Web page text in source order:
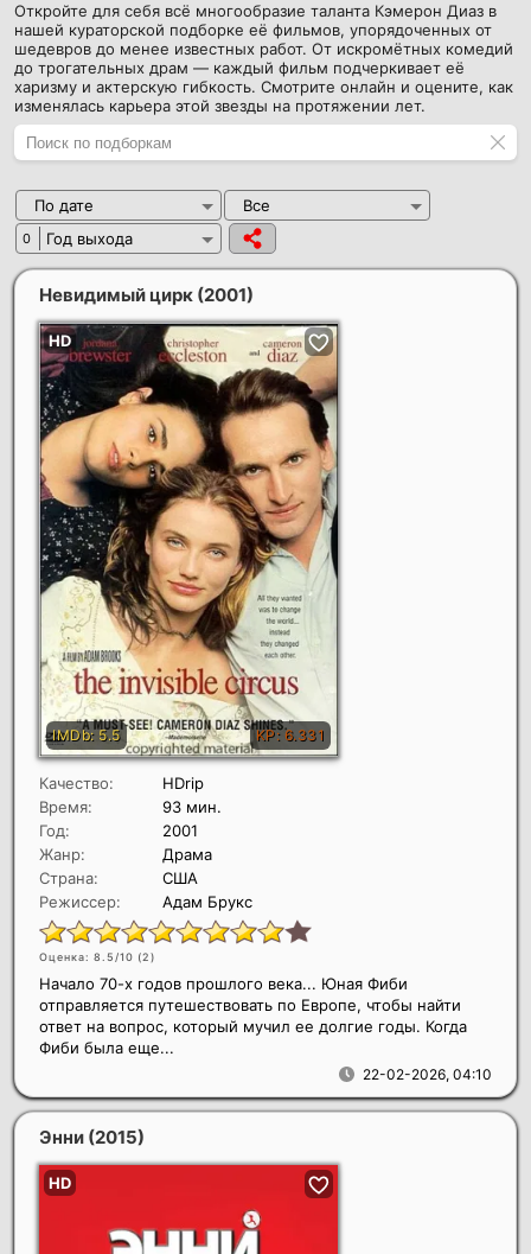
Откройте для себя всё многообразие таланта Кэмерон Диаз в
нашей кураторской подборке её фильмов, упорядоченных от
шедевров до менее известных работ. От искромётных комедий
до трогательных драм — каждый фильм подчеркивает её
харизму и актерскую гибкость. Смотрите онлайн и оцените, как
изменялась карьера этой звезды на протяжении лет.
По дате Все
0 Год выхода
Невидимый цирк (2001)
Качество:
HDrip
Время:
93 мин.
Год:
2001
Жанр:
Драма
Страна:
США
Режиссер:
Адам Брукс
Оценка: 8.5/10 (2)
22-02-2026, 04:10
Начало 70-х годов прошлого века... Юная Фиби
отправляется путешествовать по Европе, чтобы найти
ответ на вопрос, который мучил ее долгие годы. Когда
Фиби была еще...
Энни (2015)